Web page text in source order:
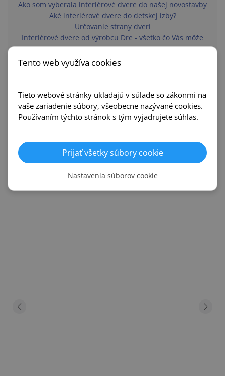
Ako som vyberala interiérové dvere do našej novostavby
Aké interiérové dvere do detskej izby?
Určovanie strany dverí
Interiérové dvere od výrobcu Dre - všetko čo Vás môže
zaujímať
Obložkové zárubne
Príbeh o kľučkách
Dodanie Dodanie od 2 do 6 týždňov.
REALIZÁCIE
Tento web využíva cookies
Tieto webové stránky ukladajú v súlade so zákonmi na
vaše zariadenie súbory, všeobecne nazývané cookies.
Používaním týchto stránok s tým vyjadrujete súhlas.
Prijať všetky súbory cookie
Nastavenia súborov cookie